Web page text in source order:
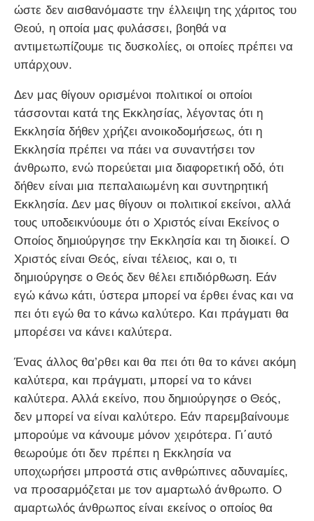
ώστε δεν αισθανόμαστε την έλλειψη της χάριτος του
Θεού, η οποία μας φυλάσσει, βοηθά να
αντιμετωπίζουμε τις δυσκολίες, οι οποίες πρέπει να
υπάρχουν.
Δεν μας θίγουν ορισμένοι πολιτικοί οι οποίοι
τάσσονται κατά της Εκκλησίας, λέγοντας ότι η
Εκκλησία δήθεν χρήζει ανοικοδομήσεως, ότι η
Εκκλησία πρέπει να πάει να συναντήσει τον
άνθρωπο, ενώ πορεύεται μια διαφορετική οδό, ότι
δήθεν είναι μια πεπαλαιωμένη και συντηρητική
Εκκλησία. Δεν μας θίγουν οι πολιτικοί εκείνοι, αλλά
τους υποδεικνύουμε ότι ο Χριστός είναι Εκείνος ο
Οποίος δημιούργησε την Εκκλησία και τη διοικεί. Ο
Χριστός είναι Θεός, είναι τέλειος, και ο, τι
δημιούργησε ο Θεός δεν θέλει επιδιόρθωση. Εάν
εγώ κάνω κάτι, ύστερα μπορεί να έρθει ένας και να
πει ότι εγώ θα το κάνω καλύτερο. Και πράγματι θα
μπορέσει να κάνει καλύτερα.
Ένας άλλος θα’ρθει και θα πει ότι θα το κάνει ακόμη
καλύτερα, και πράγματι, μπορεί να το κάνει
καλύτερα. Αλλά εκείνο, που δημιούργησε ο Θεός,
δεν μπορεί να είναι καλύτερο. Εάν παρεμβαίνουμε
μπορούμε να κάνουμε μόνον χειρότερα. Γι΄αυτό
θεωρούμε ότι δεν πρέπει η Εκκλησία να
υποχωρήσει μπροστά στις ανθρώπινες αδυναμίες,
να προσαρμόζεται με τον αμαρτωλό άνθρωπο. Ο
αμαρτωλός άνθρωπος είναι εκείνος ο οποίος θα